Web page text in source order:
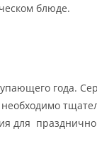
блюде.
года.
для